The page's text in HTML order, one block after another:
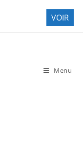
Menu
VOIR